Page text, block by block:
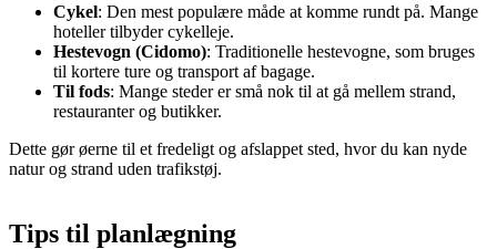
Cykel: Den mest populære måde at komme rundt på. Mange
hoteller tilbyder cykelleje.
Hestevogn (Cidomo): Traditionelle hestevogne, som bruges
til kortere ture og transport af bagage.
Til fods: Mange steder er små nok til at gå mellem strand,
restauranter og butikker.
Dette gør øerne til et fredeligt og afslappet sted, hvor du kan nyde
natur og strand uden trafikstøj.
Tips til planlægning